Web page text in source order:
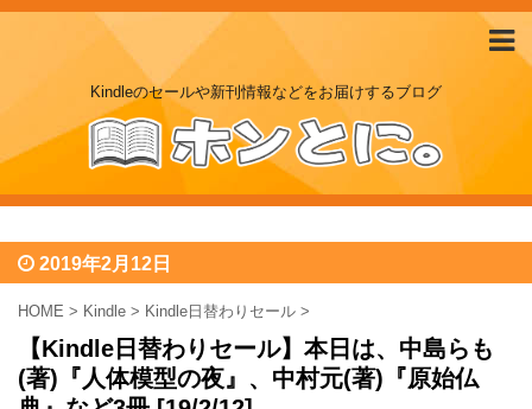
Kindleのセールや新刊情報などをお届けするブログ
2019年2月12日
HOME > Kindle > Kindle日替わりセール >
【Kindle日替わりセール】本日は、中島らも
(著)『人体模型の夜』、中村元(著)『原始仏